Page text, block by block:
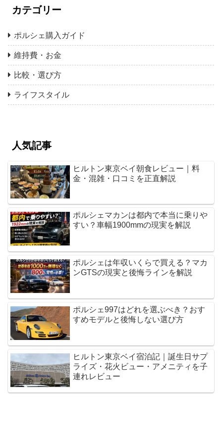
カテゴリー
ポルシェ購入ガイド
維持費・お金
比較・選び方
ライフスタイル
人気記事
ヒルトン東京ベイ朝食レビュー｜料
金・混雑・口コミを正直解説
ポルシェマカンは都内で本当に乗りや
すい？車幅1900mmの現実を解説
ポルシェは年収いくらで買える？マカ
ンGTSの現実と後悔ラインを解説
ポルシェ997はどれを選ぶべき？おす
すめモデルと後悔しない選び方
ヒルトン東京ベイ宿泊記｜誕生日サプ
ライズ・花火ビュー・アメニティを子
連れレビュー